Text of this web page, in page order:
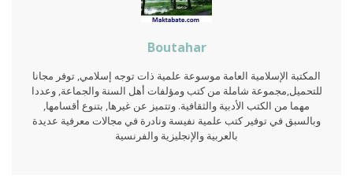
Boutahar
المكتبة الإسلامية العامة موسوعة علمية ذات توجه إسلامي, توفر مجانا
للتحميل,مجموعة شاملة من كتب ومؤلفات أهل السنة والجماعة, وعددا
مهما من الكتب الأدبية والثقافية. وتتميز عن غيرها, بتنوع أقسامها,
وبالسبق في توفير كتب علمية نفيسة ونادرة في مجالات معرفية عديدة
بالعربية والإنجليزية والفرنسية